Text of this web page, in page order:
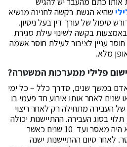
שהיא הגשת בקשה לחנינה מנשיא
טיפול של עורך דין בעל ניסיון.
בקשה לשינוי עילת סגירת
עניין לציבור לעילת חוסר אשמה
מלא.
פלילי ממערכות המשטרה?
אדם במשך שנים, סדרך כלל – כל ימי
שנים לאחר אותו אירוע חד פעמי בו
העבירה מתחילה רק לאחר ריצוי
בסוג העבירה. ההתיישנות יכולה
לנוע בין 4 שנים במקרה שלא היה מאסר ועד 10 שנים כאשר
שנות מאסר. לאחר סיום ההתיישנות ישנה